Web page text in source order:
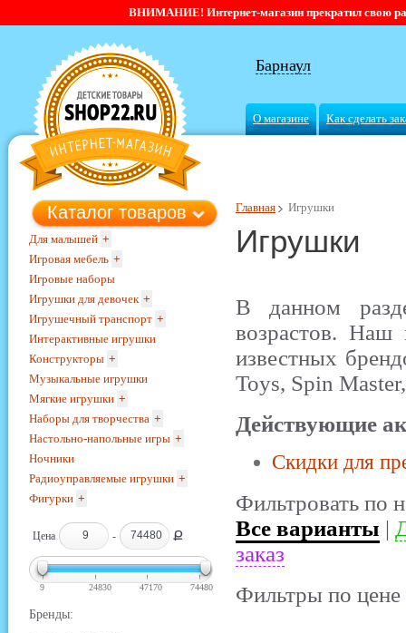
ВНИМАНИЕ! Интернет-магазин прекратил свою
Барнаул
О магазине Как сделать
Главная Игрушки
Игрушки
В данном
возрастов. Наш
известных
Toys, Spin
Действующие
Скидки для
Фильтровать по
Все варианты |
заказ
Фильтры по цене
Каталог товаров
Для малышей +
Игровая мебель +
Игровые наборы
Игрушки для девочек +
Игрушечный транспорт +
Интерактивные игрушки
Конструкторы +
Музыкальные игрушки
Мягкие игрушки +
Наборы для творчества +
Настольно-напольные игры +
Ночники
Радиоуправляемые игрушки +
Фигурки +
Цена - Ք
9 24830 47170 74480
Бренды: